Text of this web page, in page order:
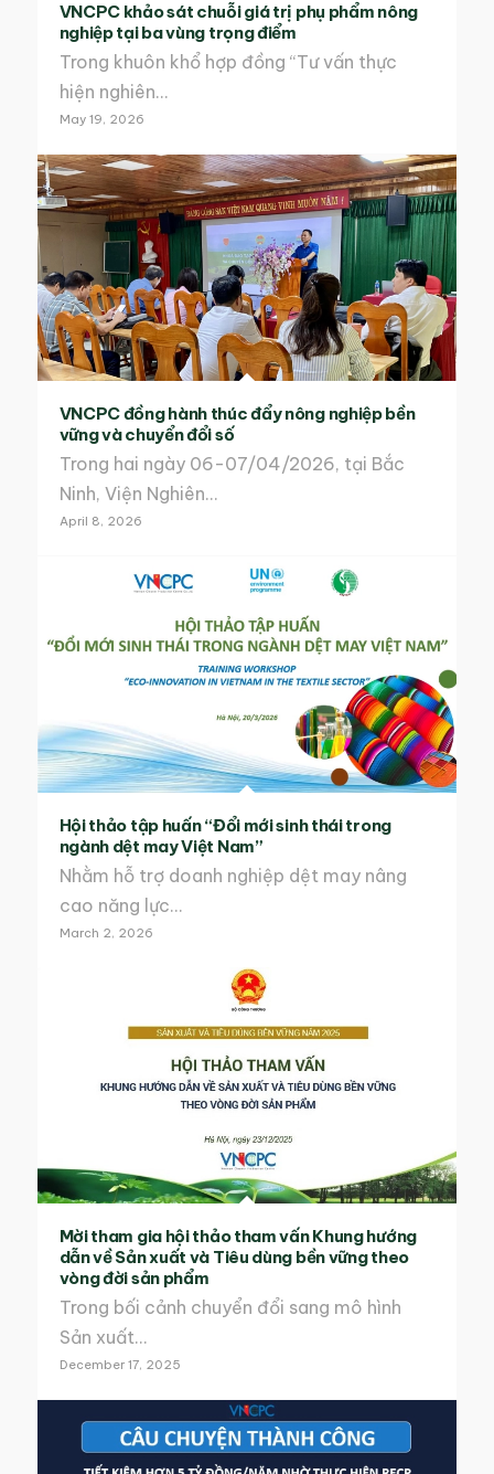
VNCPC khảo sát chuỗi giá trị phụ phẩm nông
nghiệp tại ba vùng trọng điểm
Trong khuôn khổ hợp đồng “Tư vấn thực
hiện nghiên…
May 19, 2026
VNCPC đồng hành thúc đẩy nông nghiệp bền
vững và chuyển đổi số
Trong hai ngày 06-07/04/2026, tại Bắc
Ninh, Viện Nghiên…
April 8, 2026
Hội thảo tập huấn “Đổi mới sinh thái trong
ngành dệt may Việt Nam”
Nhằm hỗ trợ doanh nghiệp dệt may nâng
cao năng lực…
March 2, 2026
Mời tham gia hội thảo tham vấn Khung hướng
dẫn về Sản xuất và Tiêu dùng bền vững theo
vòng đời sản phẩm
Trong bối cảnh chuyển đổi sang mô hình
Sản xuất…
December 17, 2025